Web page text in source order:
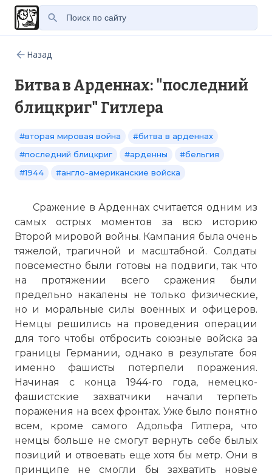
Назад
Битва в Арденнах: "последний
блицкриг" Гитлера
#вторая мировая война
#битва в арденнах
#последний блицкриг
#арденны
#бельгия
#1944
#англо-американские войска
Сражение в Арденнах считается одним из
самых острых моментов за всю историю
Второй мировой войны. Кампания была очень
тяжелой, трагичной и масштабной. Солдаты
повсеместно были готовы на подвиги, так что
на протяжении всего сражения были
предельно накалены не только физические,
но и моральные силы военных и офицеров.
Немцы решились на проведения операции
для того чтобы отбросить союзные войска за
границы Германии, однако в результате боя
именно фашисты потерпели поражения.
Начиная с конца 1944-го года, немецко-
фашистские захватчики начали терпеть
поражения на всех фронтах. Уже было понятно
всем, кроме самого Адольфа Гитлера, что
немцы больше не смогут вернуть себе былых
позиций и отвоевать еще хотя бы метр. Они в
принципе не смогли бы захватить новые